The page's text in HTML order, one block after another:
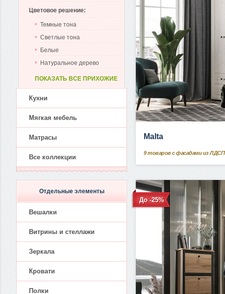
Malta
9 товаров с фасадами из ЛДСП
До -25%
Цветовое решение:
Темные тона
Светлые тона
Белые
Натуральное дерево
ПОКАЗАТЬ ВСЕ ПРИХОЖИЕ
Кухни
Мягкая мебель
Матрасы
Все коллекции
Отдельные элементы
Вешалки
Витрины и стеллажи
Зеркала
Кровати
Полки